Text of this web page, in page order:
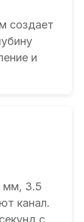
создает
и
мм, 3.5
канал.
с